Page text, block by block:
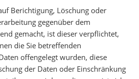
Berichtigung, Löschung oder
gegenüber dem
gemacht, ist dieser verpflichtet,
die Sie betreffenden
offengelegt wurden, diese
der Daten oder Einschränkung